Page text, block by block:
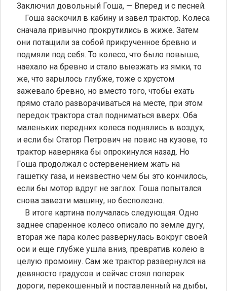
Заключил довольный Гоша, — Вперед и с песней.
Гоша заскочил в кабину и завел трактор. Колеса
сначала привычно прокрутились в жиже. Затем
они потащили за собой прикрученное бревно и
подмяли под себя. То колесо, что было повыше,
наехало на бревно и стало выезжать из ямки, то
же, что зарылось глубже, тоже с хрустом
зажевало бревно, но вместо того, чтобы ехать
прямо стало разворачиваться на месте, при этом
передок трактора стал подниматься вверх. Оба
маленьких передних колеса поднялись в воздух,
и если бы Статор Петрович не повис на кузове, то
трактор наверняка бы опрокинулся назад. Но
Гоша продолжал с остервенением жать на
гашетку газа, и неизвестно чем бы это кончилось,
если бы мотор вдруг не заглох. Гоша попытался
снова завезти машину, но бесполезно.
В итоге картина получалась следующая. Одно
заднее спаренное колесо описало по земле дугу,
вторая же пара колес развернулась вокруг своей
оси и еще глубже ушла вниз, превратив колею в
целую промоину. Сам же трактор развернулся на
девяносто градусов и сейчас стоял поперек
дороги, перекошенный и поставленный на дыбы,